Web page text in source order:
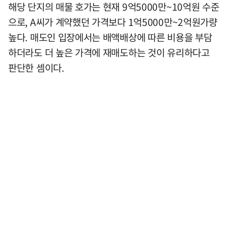
해당 단지의 매물 호가는 현재 9억5000만~10억원 수준
으로, A씨가 계약했던 가격보다 1억5000만~2억원가량
높다. 매도인 입장에서는 배액배상에 따른 비용을 부담
하더라도 더 높은 가격에 재매도하는 것이 유리하다고
판단한 셈이다.